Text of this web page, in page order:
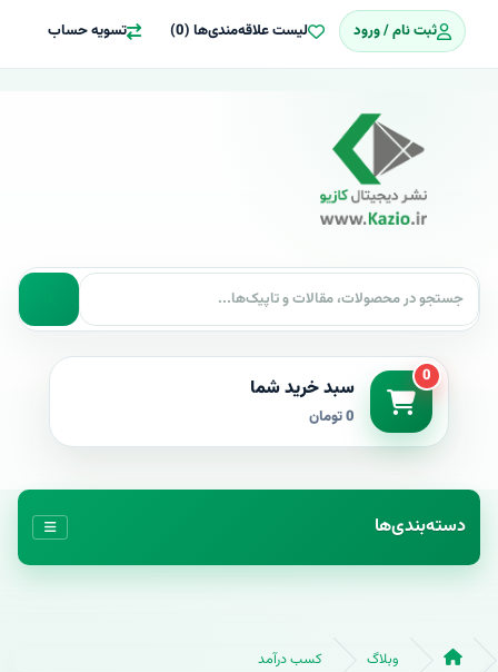
ثبت نام / ورود لیست علاقه‌مندی‌ها (0) تسویه حساب
0 سبد خرید شما
0 تومان
دسته‌بندی‌ها
وبلاگ کسب درآمد